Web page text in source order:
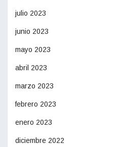
julio 2023
junio 2023
mayo 2023
abril 2023
marzo 2023
febrero 2023
enero 2023
diciembre 2022